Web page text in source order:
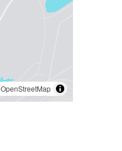
OpenStreetMap